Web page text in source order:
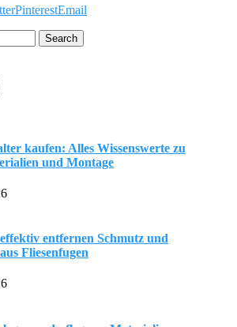
PinterestEmail
kaufen: Alles Wissenswerte zu
und Montage
entfernen Schmutz und
Fliesenfugen